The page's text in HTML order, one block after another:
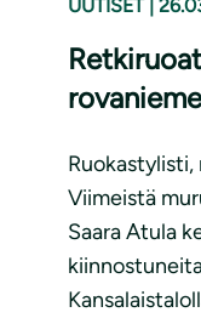
UUTISET
Viimeistä
Saara Atula